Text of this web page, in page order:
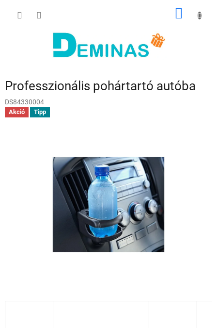
KOSÁR
Professzionális pohártartó autóba
DS84330004
Akció Tipp